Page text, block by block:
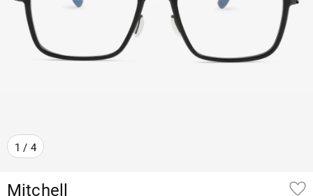
1 / 4
Mitchell